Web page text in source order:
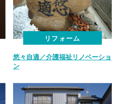
リフォーム
悠々自適／介護福祉リノベーショ
ン